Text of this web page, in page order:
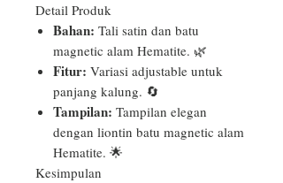
Detail Produk
Bahan: Tali satin dan batu
magnetic alam Hematite. 🌿
Fitur: Variasi adjustable untuk
panjang kalung. 🔄
Tampilan: Tampilan elegan
dengan liontin batu magnetic alam
Hematite. 🌟
Kesimpulan